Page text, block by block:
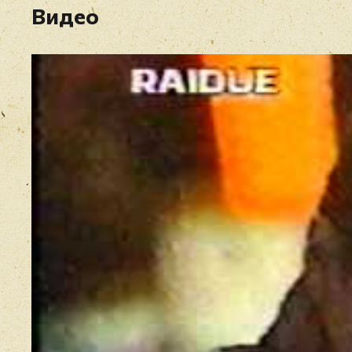
Видео